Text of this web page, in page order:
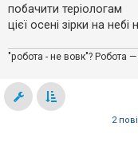
н
н
побачити теріологам
цієї осені зірки на
"робота - не вовк"? Робота
2